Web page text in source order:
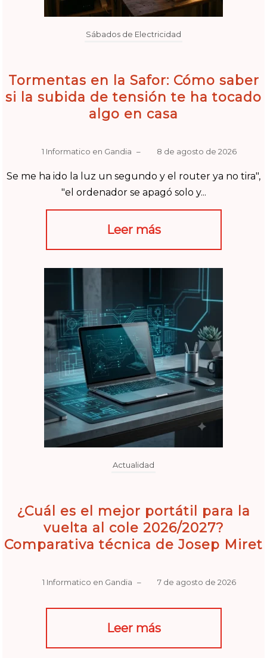
Sábados de Electricidad
Tormentas en la Safor: Cómo saber
si la subida de tensión te ha tocado
algo en casa
1 Informatico en Gandia – 8 de agosto de 2026
Se me ha ido la luz un segundo y el router ya no tira",
"el ordenador se apagó solo y...
Leer más
Actualidad
¿Cuál es el mejor portátil para la
vuelta al cole 2026/2027?
Comparativa técnica de Josep Miret
1 Informatico en Gandia – 7 de agosto de 2026
Leer más